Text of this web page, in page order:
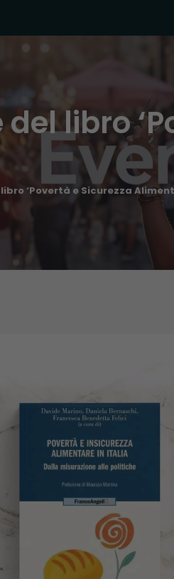
libro
‘Povertà e Sicurezza